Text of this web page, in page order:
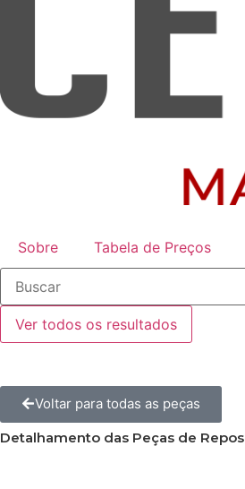
Sobre Tabela de Preços
Ver todos os resultados
Voltar para todas as peças
Detalhamento das Peças de